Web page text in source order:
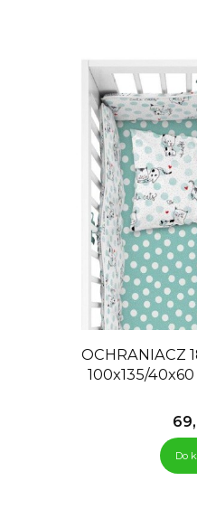
OCHRANIACZ
100x135/
Do